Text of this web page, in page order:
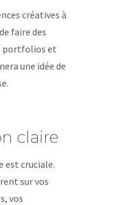
créatives à
faire des
portfolios et
une idée de
claire
est cruciale.
sur vos
vos